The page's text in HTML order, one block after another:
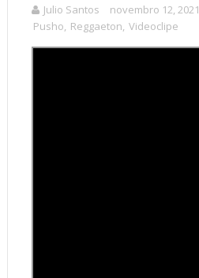
Julio Santos novembro 12, 2021
Pusho, Reggaeton, Videoclipe